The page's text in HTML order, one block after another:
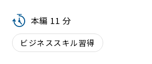
本編 11 分
ビジネススキル習得